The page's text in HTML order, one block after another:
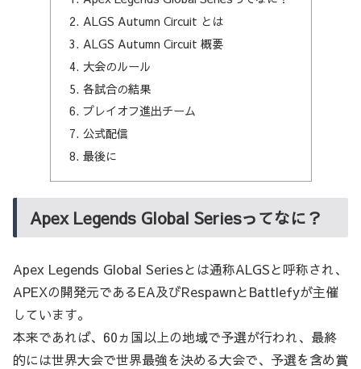
ALGS Autumn Circuit とは
ALGS Autumn Circuit 概要
大会のルール
各試合の結果
プレイオフ進出チーム
公式配信
最後に
Apex Legends Global Seriesってなに？
Apex Legends Global Seriesとは通称ALGSと呼称され、
APEXの開発元であるEA及びRespawnとBattlefyが主催
しています。
本来であれば、60ヵ国以上の地域で予選が行われ、最終
的には世界大会で世界最強を決める大会で、予選を含め賞